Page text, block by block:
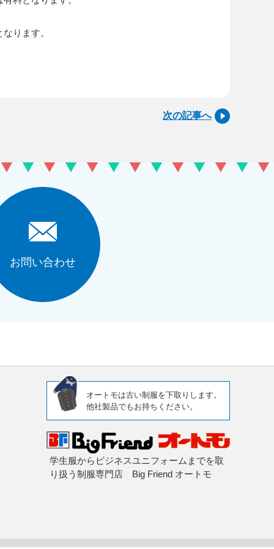
ります。
次の記事へ
お問い合わせ
オートモは古い制服を下取りします。
他社製品でもお持ちください。
学生服からビジネスユニフォームまでを取
り扱う制服専門店 Big Friend オートモ